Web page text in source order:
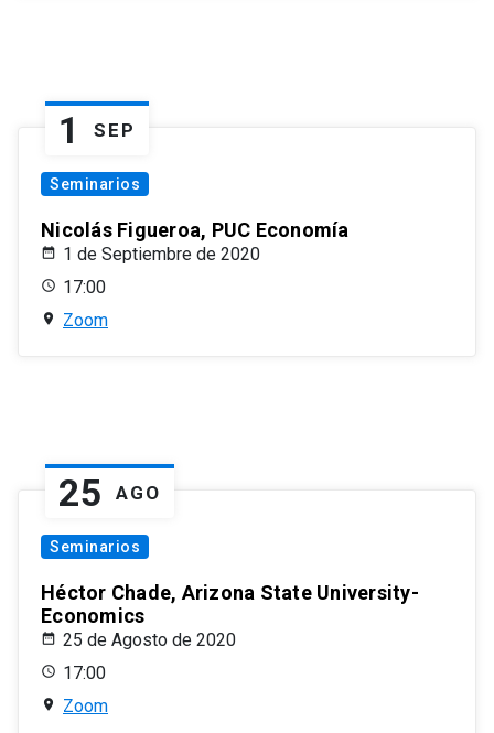
1 SEP
Seminarios
Nicolás Figueroa, PUC Economía
1 de Septiembre de 2020
17:00
Zoom
25 AGO
Seminarios
Héctor Chade, Arizona State University-
Economics
25 de Agosto de 2020
17:00
Zoom